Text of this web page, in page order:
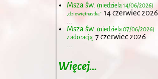
Msza św. (niedziela 14/06/2026)
„dziewiętnastka” 14 czerwiec 2026
Msza św. (niedziela 07/06/2026)
z adoracją 7 czerwiec 2026
Więcej…